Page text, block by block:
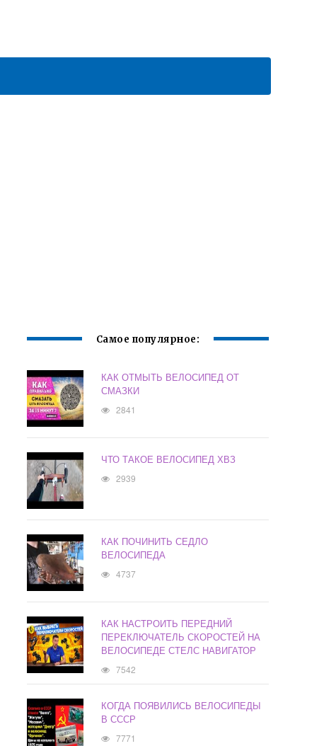
Самое популярное:
КАК ОТМЫТЬ ВЕЛОСИПЕД ОТ
СМАЗКИ
2841
ЧТО ТАКОЕ ВЕЛОСИПЕД ХВЗ
2939
КАК ПОЧИНИТЬ СЕДЛО
ВЕЛОСИПЕДА
4737
КАК НАСТРОИТЬ ПЕРЕДНИЙ
ПЕРЕКЛЮЧАТЕЛЬ СКОРОСТЕЙ НА
ВЕЛОСИПЕДЕ СТЕЛС НАВИГАТОР
7542
КОГДА ПОЯВИЛИСЬ ВЕЛОСИПЕДЫ
В СССР
7771